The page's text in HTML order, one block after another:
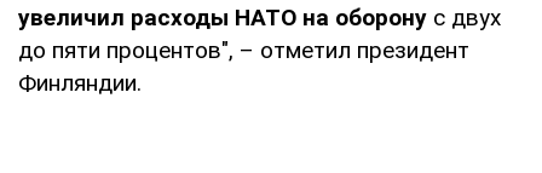
увеличил расходы НАТО на оборону с двух
до пяти процентов", – отметил президент
Финляндии.